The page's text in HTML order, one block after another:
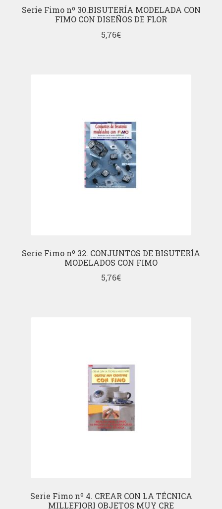
Serie Fimo nº 30.BISUTERÍA MODELADA CON
FIMO CON DISEÑOS DE FLOR
5,76€
Serie Fimo nº 32. CONJUNTOS DE BISUTERÍA
MODELADOS CON FIMO
5,76€
Serie Fimo nº 4. CREAR CON LA TÉCNICA
MILLEFIORI OBJETOS MUY CRE